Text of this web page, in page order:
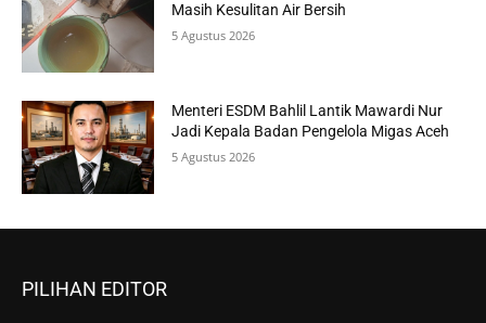
Masih Kesulitan Air Bersih
5 Agustus 2026
Menteri ESDM Bahlil Lantik Mawardi Nur
Jadi Kepala Badan Pengelola Migas Aceh
5 Agustus 2026
PILIHAN EDITOR